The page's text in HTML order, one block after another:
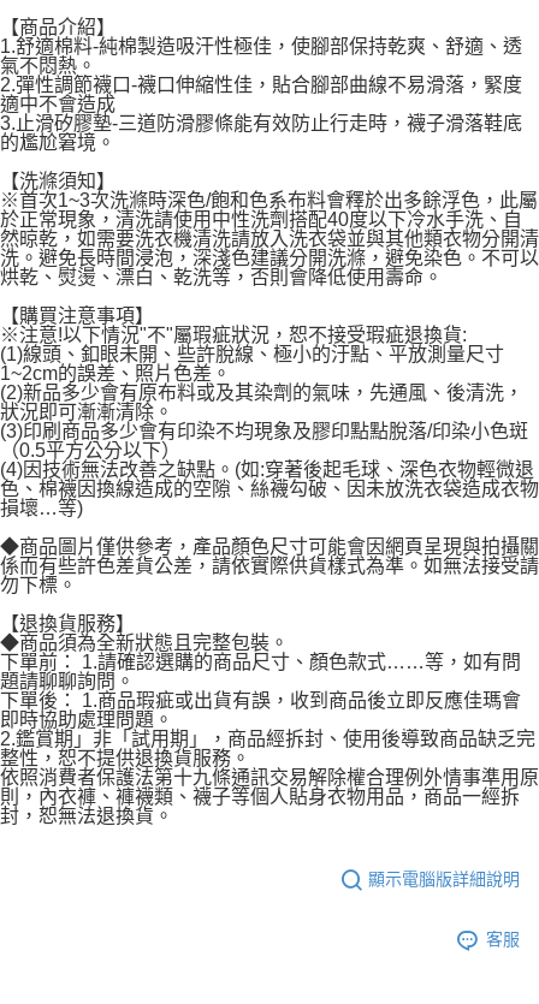
【商品介紹】
1.舒適棉料-純棉製造吸汗性極佳，使腳部保持乾爽、舒適、透
氣不悶熱。
2.彈性調節襪口-襪口伸縮性佳，貼合腳部曲線不易滑落，緊度
適中不會造成
3.止滑矽膠墊-三道防滑膠條能有效防止行走時，襪子滑落鞋底
的尷尬窘境。
【洗滌須知】
※首次1~3次洗滌時深色/飽和色系布料會釋於出多餘浮色，此屬
於正常現象，清洗請使用中性洗劑搭配40度以下冷水手洗、自
然晾乾，如需要洗衣機清洗請放入洗衣袋並與其他類衣物分開清
洗。避免長時間浸泡，深淺色建議分開洗滌，避免染色。不可以
烘乾、熨燙、漂白、乾洗等，否則會降低使用壽命。
【購買注意事項】
※注意!以下情況"不"屬瑕疵狀況，恕不接受瑕疵退換貨:
(1)線頭、釦眼未開、些許脫線、極小的汙點、平放測量尺寸
1~2cm的誤差、照片色差。
(2)新品多少會有原布料或及其染劑的氣味，先通風、後清洗，
狀況即可漸漸清除。
(3)印刷商品多少會有印染不均現象及膠印點點脫落/印染小色斑
（0.5平方公分以下）
(4)因技術無法改善之缺點。(如:穿著後起毛球、深色衣物輕微退
色、棉襪因換線造成的空隙、絲襪勾破、因未放洗衣袋造成衣物
損壞…等)
◆商品圖片僅供參考，產品顏色尺寸可能會因網頁呈現與拍攝關
係而有些許色差貨公差，請依實際供貨樣式為準。如無法接受請
勿下標。
【退換貨服務】
◆商品須為全新狀態且完整包裝。
下單前： 1.請確認選購的商品尺寸、顏色款式……等，如有問
題請聊聊詢問。
下單後： 1.商品瑕疵或出貨有誤，收到商品後立即反應佳瑪會
即時協助處理問題。
2.鑑賞期」非「試用期」，商品經拆封、使用後導致商品缺乏完
整性，恕不提供退換貨服務。
依照消費者保護法第十九條通訊交易解除權合理例外情事準用原
則，內衣褲、褲襪類、襪子等個人貼身衣物用品，商品一經拆
封，恕無法退換貨。
顯示電腦版詳細說明
客服